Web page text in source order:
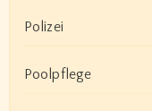
Polizei
Poolpflege